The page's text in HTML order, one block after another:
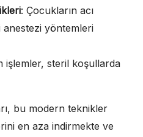
: Çocukların acı
anestezi yöntemleri
işlemler, steril koşullarda
bu modern teknikler
en aza indirmekte ve